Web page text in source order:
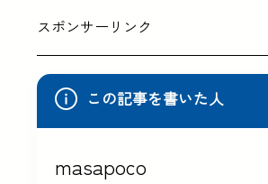
スポンサーリンク
この記事を書いた人
masapoco